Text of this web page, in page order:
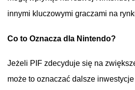
innymi kluczowymi graczami na
Co to Oznacza dla Nintendo?
Jeżeli PIF zdecyduje się na
może to oznaczać dalsze inwestycje